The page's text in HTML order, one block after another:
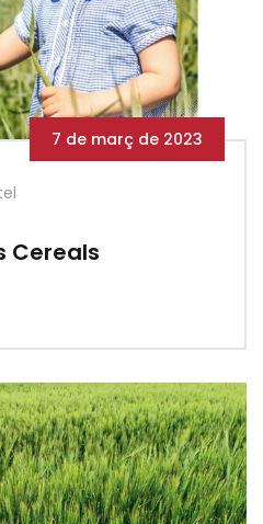
7 de març de 2023
Cereals